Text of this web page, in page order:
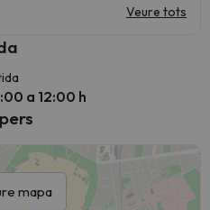
Veure tots
a 12:00 h
mapa